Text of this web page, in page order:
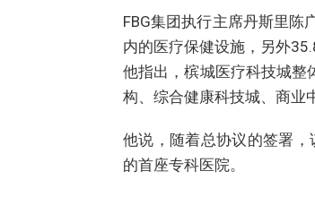
FBG集团执行主席丹斯里
内的医疗保健设施，另外
他指出，槟城医疗科技城整
构、综合健康科技城、商业
他说，随着总协议的签署
的首座专科医院。